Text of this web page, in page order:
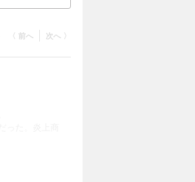
次へ 〉
〈 前へ